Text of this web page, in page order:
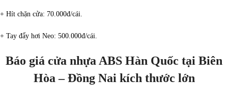
+ Hít chặn cửa: 70.000đ/cái.
+ Tay đẩy hơi Neo: 500.000đ/cái.
Báo giá cửa nhựa ABS Hàn Quốc tại Biên
Hòa – Đồng Nai kích thước lớn